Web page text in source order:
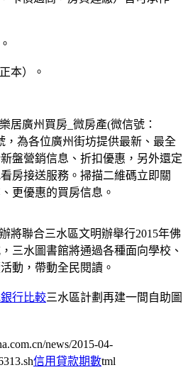
本）。
廣州買房_微房產(微信號：
，為各位廣州街坊提供最新、最全
盤營銷信息、折扣優惠，另外還定
房接送服務。掃描二維碼立即關
更優惠的買房信息。
將聯合三水區文明辦舉行2015年佛
三水圖書館將通過各種面向學校、
動，帶動全民閱讀。
行比較三水區計劃再建一間自助圖
news/2015-04-
信用貸款期數tml